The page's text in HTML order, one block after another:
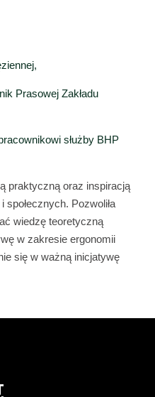
Prasowej Zakładu
służby BHP
praktyczną oraz inspiracją
społecznych. Pozwoliła
wiedzę teoretyczną
w zakresie ergonomii
się w ważną inicjatywę